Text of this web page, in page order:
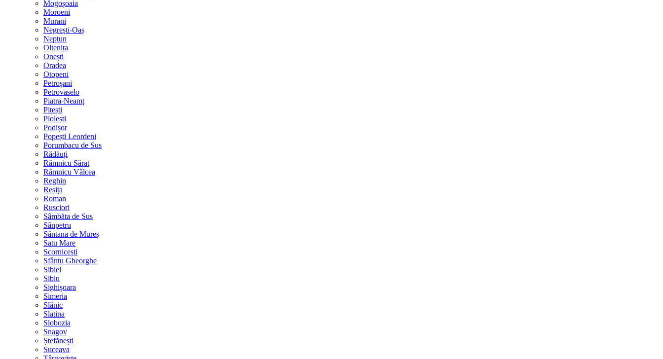
Mogoșoaia
Moroeni
Murani
Negrești-Oaș
Neptun
Oltenița
Onești
Oradea
Otopeni
Petroșani
Petrovaselo
Piatra-Neamț
Pitești
Ploiești
Podișor
Popești Leordeni
Porumbacu de Sus
Rădăuți
Râmnicu Sărat
Râmnicu Vâlcea
Reghin
Reșița
Roman
Rusciori
Sâmbăta de Sus
Sânpetru
Sântana de Mureș
Satu Mare
Scornicești
Sfântu Gheorghe
Sibiel
Sibiu
Sighișoara
Simeria
Slănic
Slatina
Slobozia
Snagov
Ștefănești
Suceava